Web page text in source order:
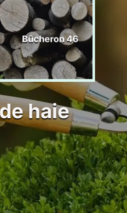
Bûcheron 46
haie